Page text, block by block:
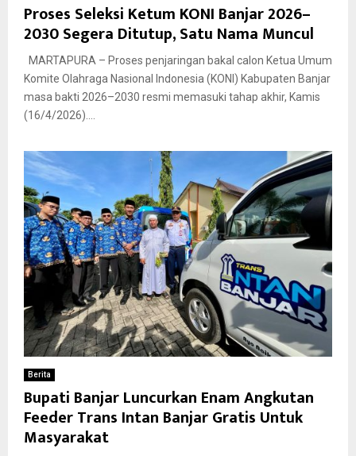
Proses Seleksi Ketum KONI Banjar 2026–
2030 Segera Ditutup, Satu Nama Muncul
MARTAPURA – Proses penjaringan bakal calon Ketua Umum
Komite Olahraga Nasional Indonesia (KONI) Kabupaten Banjar
masa bakti 2026–2030 resmi memasuki tahap akhir, Kamis
(16/4/2026)....
Berita
Bupati Banjar Luncurkan Enam Angkutan
Feeder Trans Intan Banjar Gratis Untuk
Masyarakat